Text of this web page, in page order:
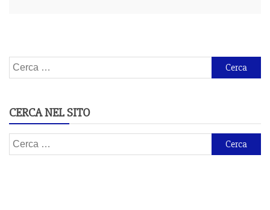
Ricerca
per:
CERCA NEL SITO
Ricerca
per: